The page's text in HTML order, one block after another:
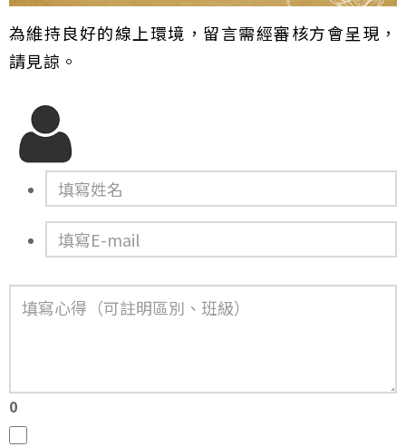
為維持良好的線上環境，留言需經審核方會呈現，
請見諒。
0